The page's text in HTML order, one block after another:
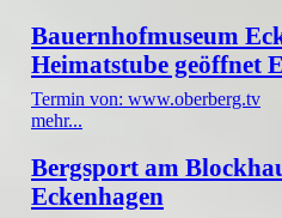
Bauernhofmuseum
Heimatstube geöffnet
Termin von: www.oberberg.tv
mehr...
Bergsport am
Eckenhagen